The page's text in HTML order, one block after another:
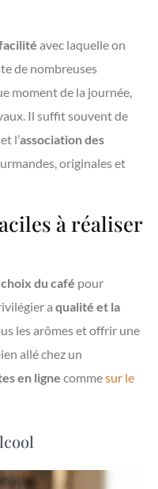
avec laquelle on
de nombreuses
moment de la journée,
Il suffit souvent de
et l’association des
originales et
à réaliser
choix du café pour
a qualité et la
les arômes et offrir une
allé chez un
en ligne commesur le